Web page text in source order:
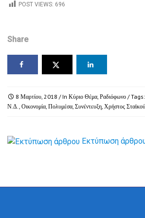
POST VIEWS: 696
Share
8 Μαρτίου, 2018 / In Κύριο Θέμα, Ραδιόφωνο / Tags:
Ν.Δ., Οικονομία, Πολυμέσα, Συνέντευξη, Χρήστος
Εκτύπωση